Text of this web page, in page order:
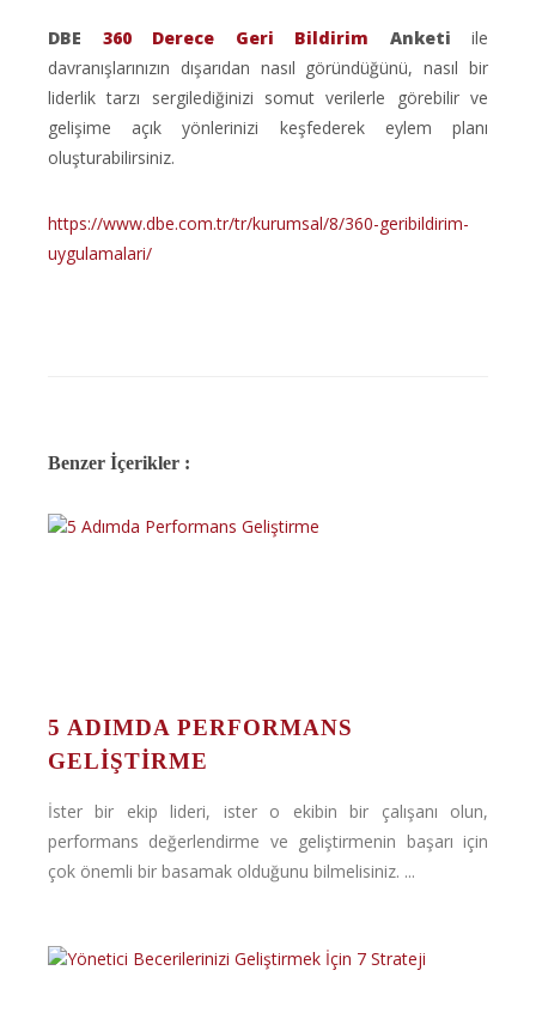
DBE 360 Derece Geri Bildirim Anketi ile
davranışlarınızın dışarıdan nasıl göründüğünü, nasıl bir
liderlik tarzı sergilediğinizi somut verilerle görebilir ve
gelişime açık yönlerinizi keşfederek eylem planı
oluşturabilirsiniz.
https://www.dbe.com.tr/tr/kurumsal/8/360-geribildirim-
uygulamalari/
Benzer İçerikler :
5 ADIMDA PERFORMANS
GELIŞTIRME
İster bir ekip lideri, ister o ekibin bir çalışanı olun,
performans değerlendirme ve geliştirmenin başarı için
çok önemli bir basamak olduğunu bilmelisiniz. ...